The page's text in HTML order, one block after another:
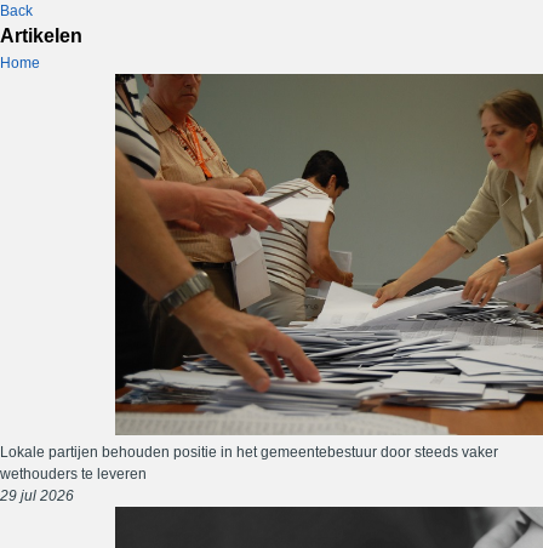
Back
Artikelen
Home
Lokale partijen behouden positie in het gemeentebestuur door steeds vaker
wethouders te leveren
29 jul 2026